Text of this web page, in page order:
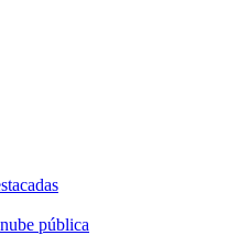
pública